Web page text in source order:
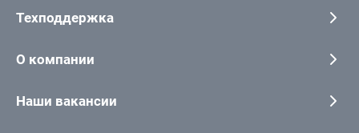
Техподдержка
О компании
Наши вакансии